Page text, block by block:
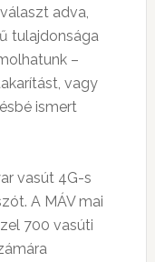
adva,
tulajdonsága
–
vagy
ismert
vasút 4G-s
A MÁV mai
700 vasúti